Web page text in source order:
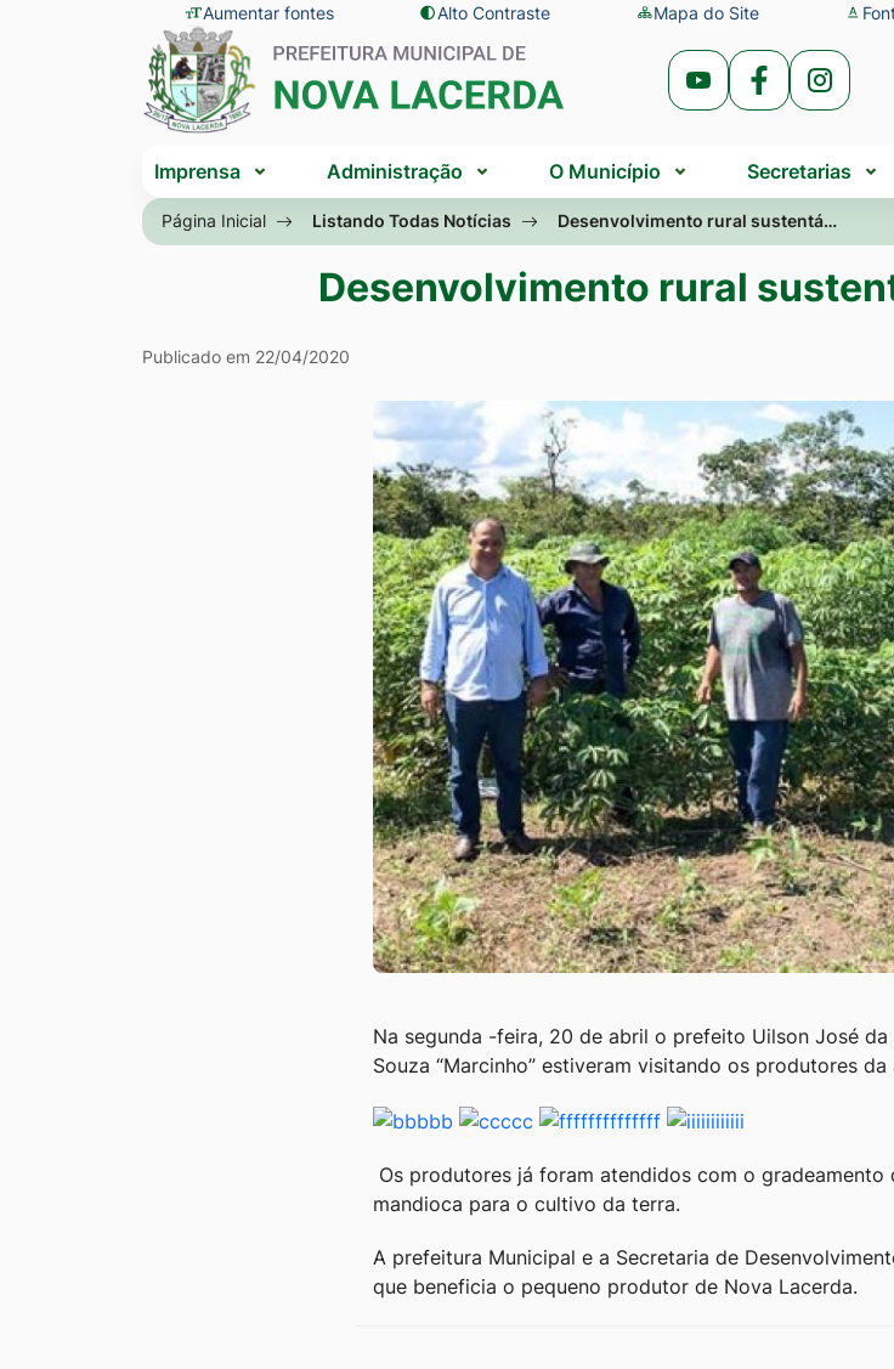
Seção
de
atalhos
e
links
de
acessibilidade
para
o
conteúdo
[alt+1]
Ir
para
[alt+2]
Aumentar fontes Alto Contraste Mapa do Site
Seção
do
menu
Acessar
Rede
Social
Youtube
Acessar
Rede
Social
Facebook
Acessar
Rede
Social
menu
Imprensa Administração O Município Secretarias
Página Inicial Listando Todas Notícias Desenvolvimento rural sustentá…
Desenvolvimento rural
Publicado em 22/04/2020
Na segunda -feira, 20 de abril o prefeito Uilson José da
Souza “Marcinho” estiveram visitando os produtores
Os produtores já foram atendidos com o gradeamento
mandioca para o cultivo da terra.
A prefeitura Municipal e a Secretaria de
que beneficia o pequeno produtor de Nova Lacerda.